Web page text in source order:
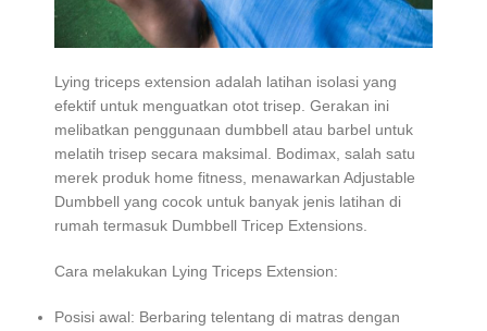
Lying triceps extension adalah latihan isolasi yang
efektif untuk menguatkan otot trisep. Gerakan ini
melibatkan penggunaan dumbbell atau barbel untuk
melatih trisep secara maksimal. Bodimax, salah satu
merek produk home fitness, menawarkan Adjustable
Dumbbell yang cocok untuk banyak jenis latihan di
rumah termasuk Dumbbell Tricep Extensions.
Cara melakukan Lying Triceps Extension:
Posisi awal: Berbaring telentang di matras dengan